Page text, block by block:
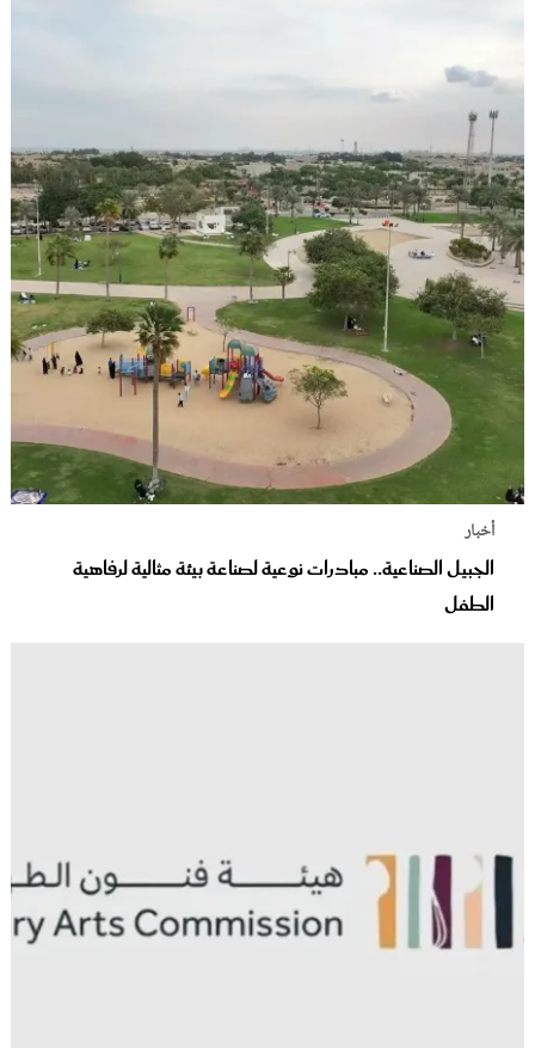
أخبار
الجبيل الصناعية.. مبادرات نوعية لصناعة بيئة مثالية لرفاهية
الطفل